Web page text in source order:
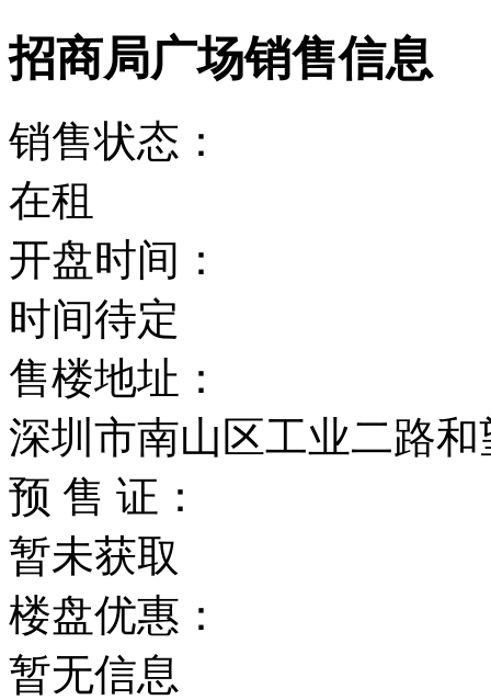
招商局广场销售信息
销售状态：
在租
开盘时间：
时间待定
售楼地址：
深圳市南山区工业二路
预 售 证：
暂未获取
楼盘优惠：
暂无信息